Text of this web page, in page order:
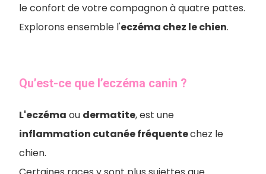
le confort de votre compagnon à quatre pattes.
Explorons ensemble l'eczéma chez le chien.
Qu’est-ce que l’eczéma canin ?
L'eczéma ou dermatite, est une
inflammation cutanée fréquentechez le
chien.